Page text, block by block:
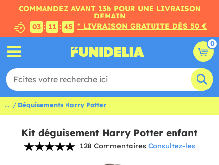
COMMANDEZ AVANT 13h POUR UNE LIVRAISON
DEMAIN
03 : 11 : 45 * LIVRAISON GRATUITE DÈS 50 €
0
... Déguisements Harry Potter
Kit déguisement Harry Potter enfant
128 Commentaires Consultez-les